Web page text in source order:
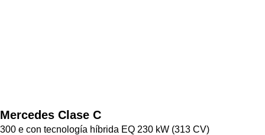
Mercedes Clase C
300 e con tecnología híbrida EQ 230 kW (313 CV)